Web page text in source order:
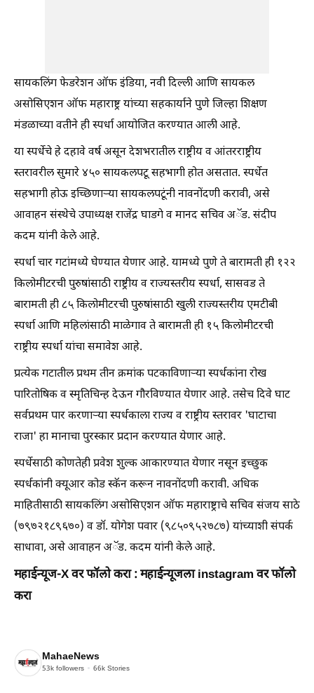
सायकलिंग फेडरेशन ऑफ इंडिया, नवी दिल्ली आणि सायकल
असोसिएशन ऑफ महाराष्ट्र यांच्या सहकार्याने पुणे जिल्हा शिक्षण
मंडळाच्या वतीने ही स्पर्धा आयोजित करण्यात आली आहे.
या स्पर्धेचे हे दहावे वर्ष असून देशभरातील राष्ट्रीय व आंतरराष्ट्रीय
स्तरावरील सुमारे ४५० सायकलपटू सहभागी होत असतात. स्पर्धेत
सहभागी होऊ इच्छिणाऱ्या सायकलपटूंनी नावनोंदणी करावी, असे
आवाहन संस्थेचे उपाध्यक्ष राजेंद्र घाडगे व मानद सचिव अॅड. संदीप
कदम यांनी केले आहे.
स्पर्धा चार गटांमध्ये घेण्यात येणार आहे. यामध्ये पुणे ते बारामती ही १२२
किलोमीटरची पुरुषांसाठी राष्ट्रीय व राज्यस्तरीय स्पर्धा, सासवड ते
बारामती ही ८५ किलोमीटरची पुरुषांसाठी खुली राज्यस्तरीय एमटीबी
स्पर्धा आणि महिलांसाठी माळेगाव ते बारामती ही १५ किलोमीटरची
राष्ट्रीय स्पर्धा यांचा समावेश आहे.
प्रत्येक गटातील प्रथम तीन क्रमांक पटकाविणाऱ्या स्पर्धकांना रोख
पारितोषिक व स्मृतिचिन्ह देऊन गौरविण्यात येणार आहे. तसेच दिवे घाट
सर्वप्रथम पार करणाऱ्या स्पर्धकाला राज्य व राष्ट्रीय स्तरावर 'घाटाचा
राजा' हा मानाचा पुरस्कार प्रदान करण्यात येणार आहे.
स्पर्धेसाठी कोणतेही प्रवेश शुल्क आकारण्यात येणार नसून इच्छुक
स्पर्धकांनी क्यूआर कोड स्कॅन करून नावनोंदणी करावी. अधिक
माहितीसाठी सायकलिंग असोसिएशन ऑफ महाराष्ट्राचे सचिव संजय साठे
(७९७२१८९६७०) व डॉ. योगेश पवार (९८५०९५२७८७) यांच्याशी संपर्क
साधावा, असे आवाहन अॅड. कदम यांनी केले आहे.
महाईन्यूज-X वर फॉलो करा : महाईन्यूजला instagram वर फॉलो
करा
MahaeNews
53k followers 66k Stories